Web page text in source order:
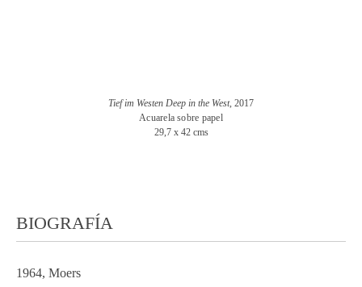
Tief im Westen Deep in the West, 2017
Acuarela sobre papel
29,7 x 42 cms
BIOGRAFÍA
1964, Moers